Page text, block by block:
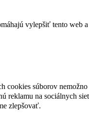
vylepšiť tento web
cookies súborov
reklamu na sociálnych
zlepšovať.